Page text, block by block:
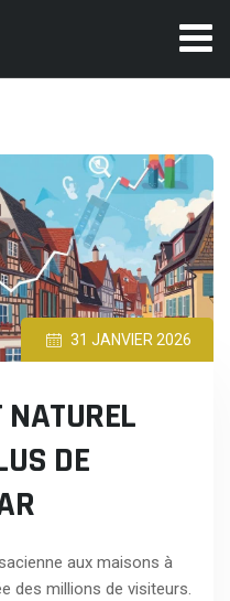
31 JANVIER 2026
NATUREL
DE
aux maisons à
des millions de visiteurs.